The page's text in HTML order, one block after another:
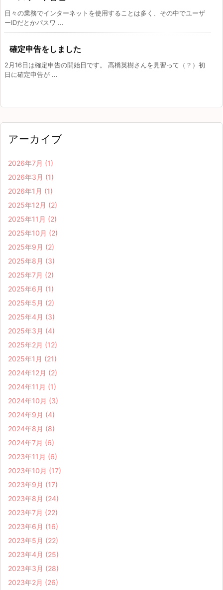
日々の業務でインターネットを使用することは多く、その中でユーザ
ーIDだとかパスワ ...
確定申告をしました
2月16日は確定申告の開始日です。 高橋英樹さんを見習って（？）初
日に確定申告が ...
アーカイブ
2026年7月 (1)
2026年3月 (1)
2026年1月 (1)
2025年12月 (2)
2025年11月 (2)
2025年10月 (2)
2025年9月 (2)
2025年8月 (3)
2025年7月 (2)
2025年6月 (1)
2025年5月 (2)
2025年4月 (3)
2025年3月 (4)
2025年2月 (12)
2025年1月 (21)
2024年12月 (2)
2024年11月 (1)
2024年10月 (3)
2024年9月 (4)
2024年8月 (8)
2024年7月 (6)
2023年11月 (6)
2023年10月 (17)
2023年9月 (17)
2023年8月 (24)
2023年7月 (22)
2023年6月 (16)
2023年5月 (22)
2023年4月 (25)
2023年3月 (28)
2023年2月 (26)